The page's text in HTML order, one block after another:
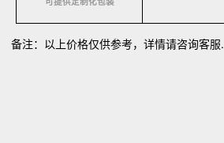
备注：以上价格仅供参考，详情请咨询客服.